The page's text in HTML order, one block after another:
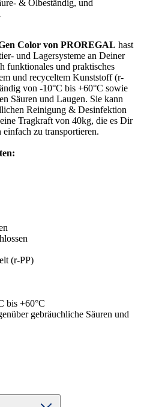
& Ölbeständig, und
Color von PROREGAL hast
und Lagersysteme an Deiner
funktionales und praktisches
und recyceltem Kunststoff (r-
von -10°C bis +60°C sowie
Säuren und Laugen. Sie kann
Reinigung & Desinfektion
Tragkraft von 40kg, die es Dir
zu transportieren.
(r-PP)
bis +60°C
gebräuchliche Säuren und